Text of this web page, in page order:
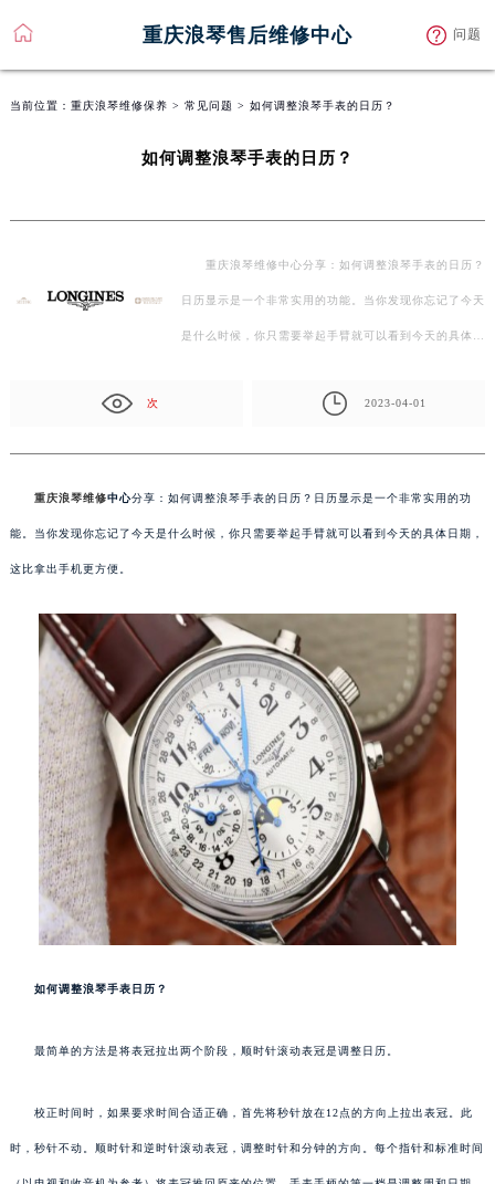
重庆浪琴售后维修中心 问题
当前位置： 重庆浪琴维修保养 > 常见问题 > 如何调整浪琴手表的日历？
如何调整浪琴手表的日历？
重庆浪琴维修中心分享：如何调整浪琴手表的日历？
日历显示是一个非常实用的功能。当你发现你忘记了今天
是什么时候，你只需要举起手臂就可以看到今天的具体…
次 2023-04-01
重庆浪琴维修中心分享：如何调整浪琴手表的日历？日历显示是一个非常实用的功
能。当你发现你忘记了今天是什么时候，你只需要举起手臂就可以看到今天的具体日期，
这比拿出手机更方便。
如何调整浪琴手表日历？
最简单的方法是将表冠拉出两个阶段，顺时针滚动表冠是调整日历。
校正时间时，如果要求时间合适正确，首先将秒针放在12点的方向上拉出表冠。此
时，秒针不动。顺时针和逆时针滚动表冠，调整时针和分钟的方向。每个指针和标准时间